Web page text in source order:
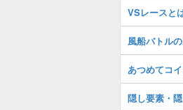
VSレースと
風船バトル
あつめてコ
隠し要素・